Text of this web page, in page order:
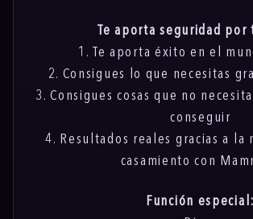
Te aporta seguridad por
1. Te aporta éxito en el
2. Consigues lo que necesitas
3. Consigues cosas que no
conseguir
4. Resultados reales gracias a la
casamiento con
Función especial: